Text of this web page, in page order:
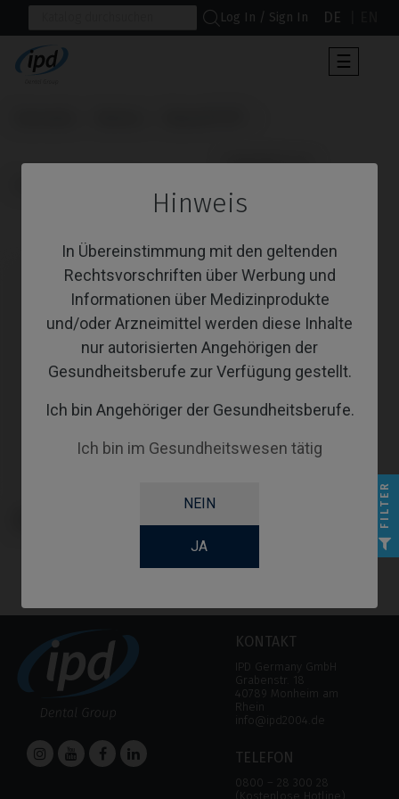
Hinweis
In Übereinstimmung mit den geltenden
Rechtsvorschriften über Werbung und
Informationen über Medizinprodukte
und/oder Arzneimittel werden diese Inhalte
nur autorisierten Angehörigen der
Gesundheitsberufe zur Verfügung gestellt.
Ich bin Angehöriger der Gesundheitsberufe.
Ich bin im Gesundheitswesen tätig
NEIN
JA
Log In / Sign In DE
der
☰
                      Gingivaformer
Biomet® 3i® Osseotite Certain®
KONTAKT
IPD Germany GmbH
Grabenstr. 18
40789 Monheim am
Rhein
info@ipd2004.de
TELEFON
0800 – 28 300 28
(Kostenlose Hotline)
FILTER